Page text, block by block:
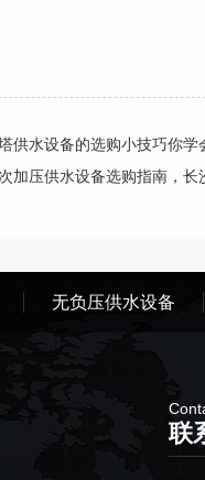
供水设备的选购小技巧你学
加压供水设备选购指南，长
无负压供水设备
联